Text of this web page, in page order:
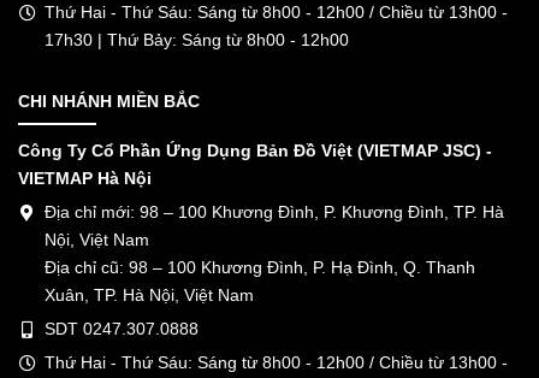
Thứ Hai - Thứ Sáu: Sáng từ 8h00 - 12h00 / Chiều từ 13h00 -
17h30 | Thứ Bảy: Sáng từ 8h00 - 12h00
CHI NHÁNH MIỀN BẮC
Công Ty Cổ Phần Ứng Dụng Bản Đồ Việt (VIETMAP JSC) -
VIETMAP Hà Nội
Địa chỉ mới: 98 – 100 Khương Đình, P. Khương Đình, TP. Hà
Nội, Việt Nam
Địa chỉ cũ: 98 – 100 Khương Đình, P. Hạ Đình, Q. Thanh
Xuân, TP. Hà Nội, Việt Nam
SDT 0247.307.0888
Thứ Hai - Thứ Sáu: Sáng từ 8h00 - 12h00 / Chiều từ 13h00 -